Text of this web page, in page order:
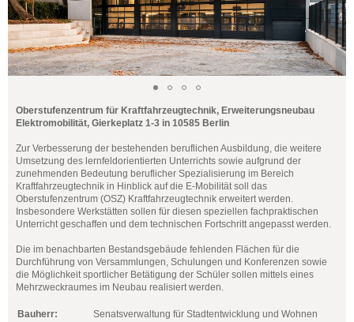
Oberstufenzentrum für Kraftfahrzeugtechnik, Erweiterungsneubau
Elektromobilität, Gierkeplatz 1-3 in 10585 Berlin
Zur Verbesserung der bestehenden beruflichen Ausbildung, die weitere
Umsetzung des lernfeldorientierten Unterrichts sowie aufgrund der
zunehmenden Bedeutung beruflicher Spezialisierung im Bereich
Kraftfahrzeugtechnik in Hinblick auf die E-Mobilität soll das
Oberstufenzentrum (OSZ) Kraftfahrzeugtechnik erweitert werden.
Insbesondere Werkstätten sollen für diesen speziellen fachpraktischen
Unterricht geschaffen und dem technischen Fortschritt angepasst werden.
Die im benachbarten Bestandsgebäude fehlenden Flächen für die
Durchführung von Versammlungen, Schulungen und Konferenzen sowie
die Möglichkeit sportlicher Betätigung der Schüler sollen mittels eines
Mehrzweckraumes im Neubau realisiert werden.
Bauherr: Senatsverwaltung für Stadtentwicklung und Wohnen